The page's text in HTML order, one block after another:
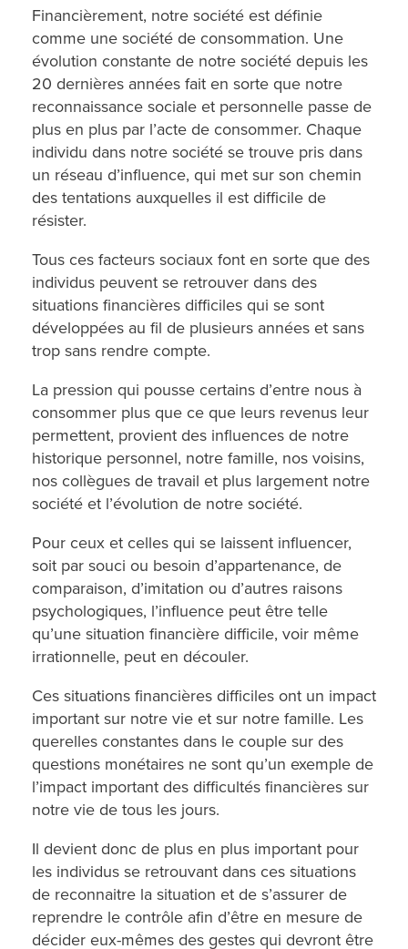
Financièrement, notre société est définie
comme une société de consommation. Une
évolution constante de notre société depuis les
20 dernières années fait en sorte que notre
reconnaissance sociale et personnelle passe de
plus en plus par l’acte de consommer. Chaque
individu dans notre société se trouve pris dans
un réseau d’influence, qui met sur son chemin
des tentations auxquelles il est difficile de
résister.
Tous ces facteurs sociaux font en sorte que des
individus peuvent se retrouver dans des
situations financières difficiles qui se sont
développées au fil de plusieurs années et sans
trop sans rendre compte.
La pression qui pousse certains d’entre nous à
consommer plus que ce que leurs revenus leur
permettent, provient des influences de notre
historique personnel, notre famille, nos voisins,
nos collègues de travail et plus largement notre
société et l’évolution de notre société.
Pour ceux et celles qui se laissent influencer,
soit par souci ou besoin d’appartenance, de
comparaison, d’imitation ou d’autres raisons
psychologiques, l’influence peut être telle
qu’une situation financière difficile, voir même
irrationnelle, peut en découler.
Ces situations financières difficiles ont un impact
important sur notre vie et sur notre famille. Les
querelles constantes dans le couple sur des
questions monétaires ne sont qu’un exemple de
l’impact important des difficultés financières sur
notre vie de tous les jours.
Il devient donc de plus en plus important pour
les individus se retrouvant dans ces situations
de reconnaitre la situation et de s’assurer de
reprendre le contrôle afin d’être en mesure de
décider eux-mêmes des gestes qui devront être